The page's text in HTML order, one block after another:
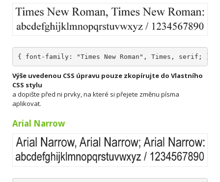
{ font-family: "Times New Roman", Times, serif; }
Výše uvedenou CSS úpravu pouze zkopírujte do Vlastního
CSS stylu
a dopište před ni prvky, na které si přejete změnu písma
aplikovat.
Arial Narrow